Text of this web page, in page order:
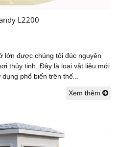
L2200
lớn được chúng tôi đúc nguyên
thủy tinh. Đây là loại vật liệu mới
phổ biến trên thế...
Xem thêm